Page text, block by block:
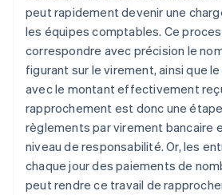
peut rapidement devenir une
les équipes comptables. Ce
correspondre avec précision le
figurant sur le virement, ainsi que
avec le montant effectivement
rapprochement est donc une
règlements par virement bancaire
niveau de responsabilité. Or, les
chaque jour des paiements de
peut rendre ce travail de